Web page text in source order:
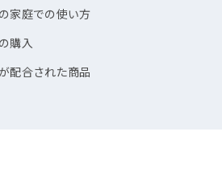
家庭での使い方
購入
配合された商品